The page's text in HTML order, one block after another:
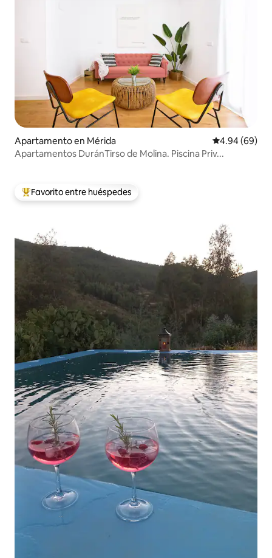
Apartamento en Mérida Calificación
4.94 (69)
Apartamentos DuránTirso de Molina. Piscina Priv...
Favorito entre huéspedes preferido
Favorito entre huéspedes